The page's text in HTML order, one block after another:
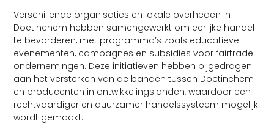
Verschillende organisaties en lokale overheden in
Doetinchem hebben samengewerkt om eerlijke handel
te bevorderen, met programma’s zoals educatieve
evenementen, campagnes en subsidies voor fairtrade
ondernemingen. Deze initiatieven hebben bijgedragen
aan het versterken van de banden tussen Doetinchem
en producenten in ontwikkelingslanden, waardoor een
rechtvaardiger en duurzamer handelssysteem mogelijk
wordt gemaakt.